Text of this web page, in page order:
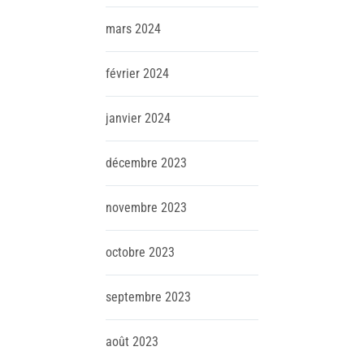
mars 2024
février 2024
janvier 2024
décembre 2023
novembre 2023
octobre 2023
septembre 2023
août 2023